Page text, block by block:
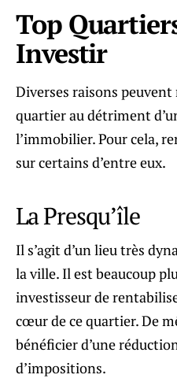
Top
Investir
Diverses raisons
quartier au détriment
l’immobilier. Pour cela,
sur certains d’entre eux.
La Presqu’île
Il s’agit d’un lieu très
la ville. Il est beaucoup
investisseur de
cœur de ce quartier. De
bénéficier d’une
d’impositions.